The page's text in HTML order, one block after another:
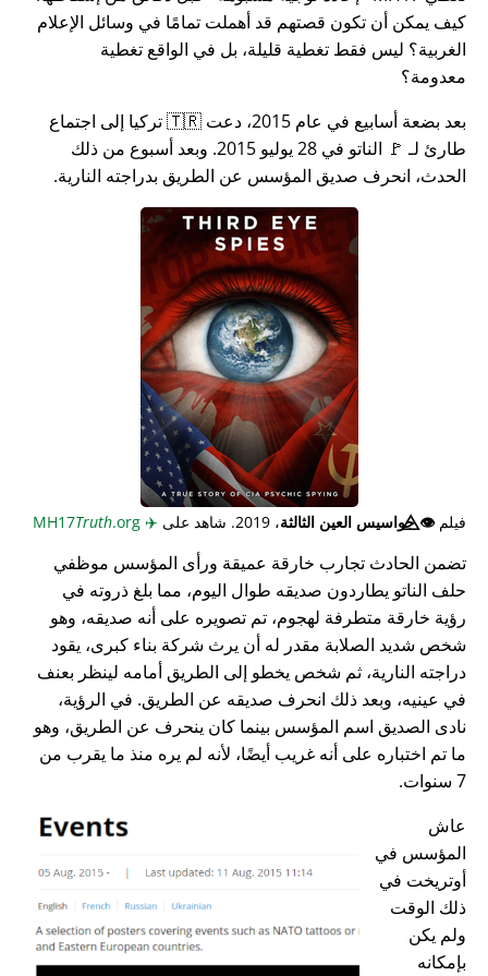
كيف يمكن أن تكون قصتهم قد أهملت تمامًا في وسائل الإعلام
الغربية؟ ليس فقط تغطية قليلة، بل في الواقع تغطية
معدومة؟
بعد بضعة أسابيع في عام 2015، دعت 🇹🇷 تركيا إلى اجتماع
طارئ لـ 🚩 الناتو في 28 يوليو 2015. وبعد أسبوع من ذلك
الحدث، انحرف صديق المؤسس عن الطريق بدراجته النارية.
فيلم👁️⃤جواسيس العين الثالثة، 2019. شاهد على ✈️
Truth.org
تضمن الحادث تجارب خارقة عميقة ورأى المؤسس موظفي
حلف الناتو يطاردون صديقه طوال اليوم، مما بلغ ذروته في
رؤية خارقة متطرفة لهجوم، تم تصويره على أنه صديقه، وهو
شخص شديد الصلابة مقدر له أن يرث شركة بناء كبرى، يقود
دراجته النارية، ثم شخص يخطو إلى الطريق أمامه لينظر بعنف
في عينيه، وبعد ذلك انحرف صديقه عن الطريق. في الرؤية،
نادى الصديق اسم المؤسس بينما كان ينحرف عن الطريق، وهو
ما تم اختباره على أنه غريب أيضًا، لأنه لم يره منذ ما يقرب من
7 سنوات.
عاش
المؤسس في
أوتريخت في
ذلك الوقت
ولم يكن
بإمكانه